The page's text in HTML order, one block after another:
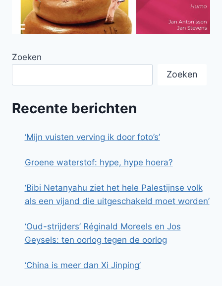
Zoeken
Zoeken
Recente berichten
‘Mijn vuisten verving ik door foto’s’
Groene waterstof: hype, hype hoera?
‘Bibi Netanyahu ziet het hele Palestijnse volk
als een vijand die uitgeschakeld moet worden’
‘Oud-strijders’ Réginald Moreels en Jos
Geysels: ten oorlog tegen de oorlog
‘China is meer dan Xi Jinping’